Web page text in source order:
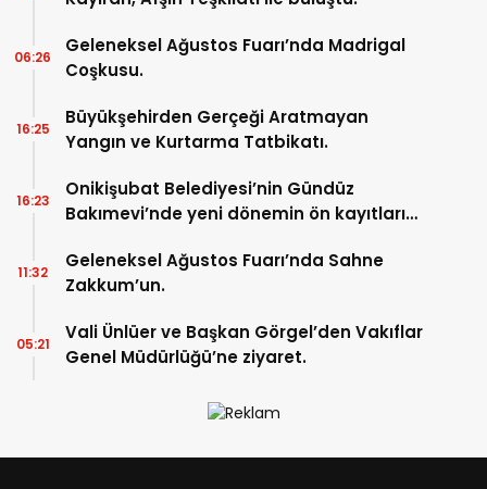
Geleneksel Ağustos Fuarı’nda Madrigal
Coşkusu.
06:26
Büyükşehirden Gerçeği Aratmayan
Yangın ve Kurtarma Tatbikatı.
16:25
Onikişubat Belediyesi’nin Gündüz
Bakımevi’nde yeni dönemin ön kayıtları
16:23
Geleneksel Ağustos Fuarı’nda Sahne
Zakkum’un.
11:32
Vali Ünlüer ve Başkan Görgel’den Vakıflar
Genel Müdürlüğü’ne ziyaret.
05:21